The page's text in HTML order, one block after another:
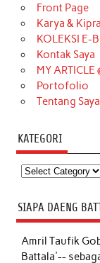
Front Page
Karya &
KOLEKSI E-
Kontak Saya
MY
Portofolio
Tentang Saya
KATEGORI
Kategori
SIAPA DAENG
Amril Taufik
Battala'--